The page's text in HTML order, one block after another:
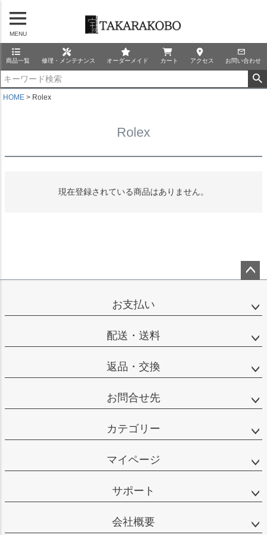
MENU
商品一覧 修理・メンテナンス オーダーメイド カート アクセス お問い合わせ
HOME Rolex
Rolex
現在登録されている商品はありません。
ップ
お支払い
配送・送料
返品・交換
お問合せ先
カテゴリー
マイページ
サポート
会社概要